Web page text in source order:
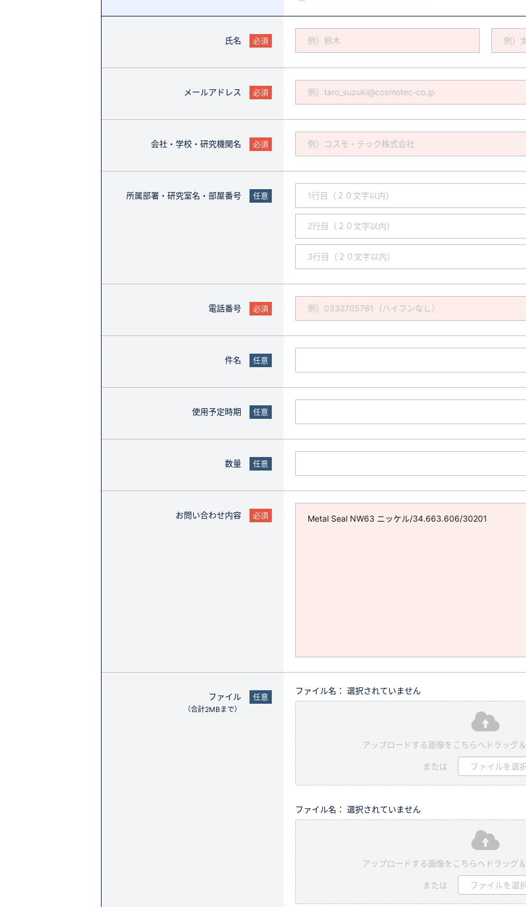
氏名 必須
メールアドレス 必須
会社・学校・研究機関名 必須
所属部署・研究室名・部屋番号 任意
電話番号 必須
件名 任意
使用予定時期 任意
数量 任意
お問い合わせ内容 必須
ファイル
（合計2MBまで）
任意
ファイル名： 選択されていません
アップロードする画像をこちらへドラッグ
または ファイルを選
ファイル名： 選択されていません
アップロードする画像をこちらへドラッグ
または ファイルを選